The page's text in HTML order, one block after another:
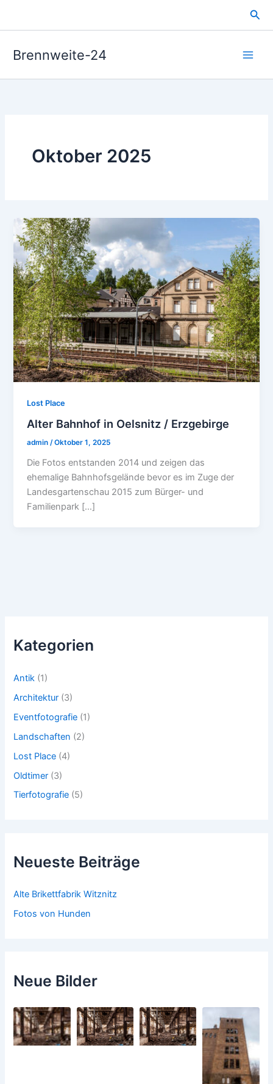
Brennweite-24
Oktober 2025
Lost Place
Alter Bahnhof in Oelsnitz / Erzgebirge
admin/Oktober 1, 2025
Die Fotos entstanden 2014 und zeigen das
ehemalige Bahnhofsgelände bevor es im Zuge der
Landesgartenschau 2015 zum Bürger- und
Familienpark […]
Kategorien
Antik (1)
Architektur (3)
Eventfotografie (1)
Landschaften (2)
Lost Place (4)
Oldtimer (3)
Tierfotografie (5)
Neueste Beiträge
Alte Brikettfabrik Witznitz
Fotos von Hunden
Neue Bilder